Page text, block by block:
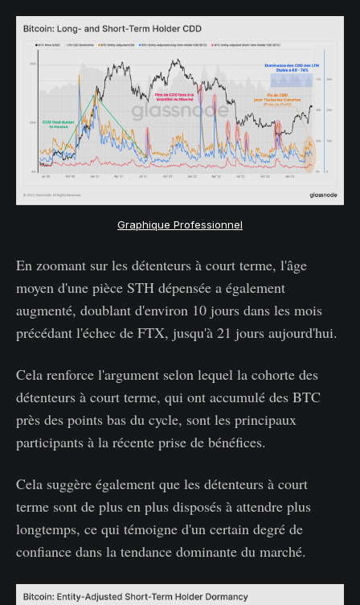
Graphique Professionnel
En zoomant sur les détenteurs à court terme, l'âge
moyen d'une pièce STH dépensée a également
augmenté, doublant d'environ 10 jours dans les mois
précédant l'échec de FTX, jusqu'à 21 jours aujourd'hui.
Cela renforce l'argument selon lequel la cohorte des
détenteurs à court terme, qui ont accumulé des BTC
près des points bas du cycle, sont les principaux
participants à la récente prise de bénéfices.
Cela suggère également que les détenteurs à court
terme sont de plus en plus disposés à attendre plus
longtemps, ce qui témoigne d'un certain degré de
confiance dans la tendance dominante du marché.